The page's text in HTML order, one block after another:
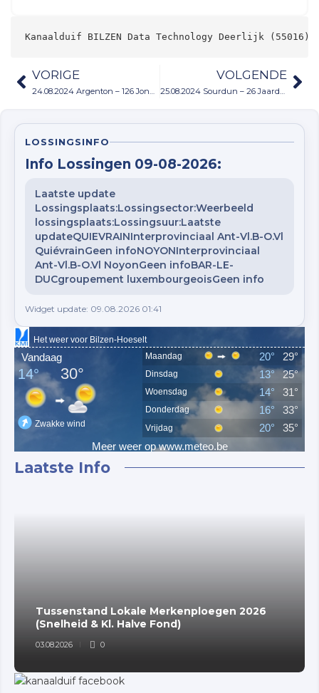
Kanaalduif BILZEN Data Technology Deerlijk
VORIGE
24.08.2024 Argenton – 126 Jonge duiven
VOLGENDE
25.08.2024 Sourdun – 26 Jaarduiven
LOSSINGSINFO
Info Lossingen 09-08-2026:
Laatste update
Lossingsplaats:Lossingsector:Weerbeeld
lossingsplaats:Lossingsuur:Laatste
updateQUIEVRAINInterprovinciaal Ant-Vl.B-O.Vl
QuiévrainGeen infoNOYONInterprovinciaal
Ant-Vl.B-O.Vl NoyonGeen infoBAR-LE-
DUCgroupement luxembourgeoisGeen info
Widget update: 09.08.2026 01:41
Laatste Info
Tussenstand Lokale Merkenploegen 2026
(Snelheid & Kl. Halve Fond)
03.08.2026 0